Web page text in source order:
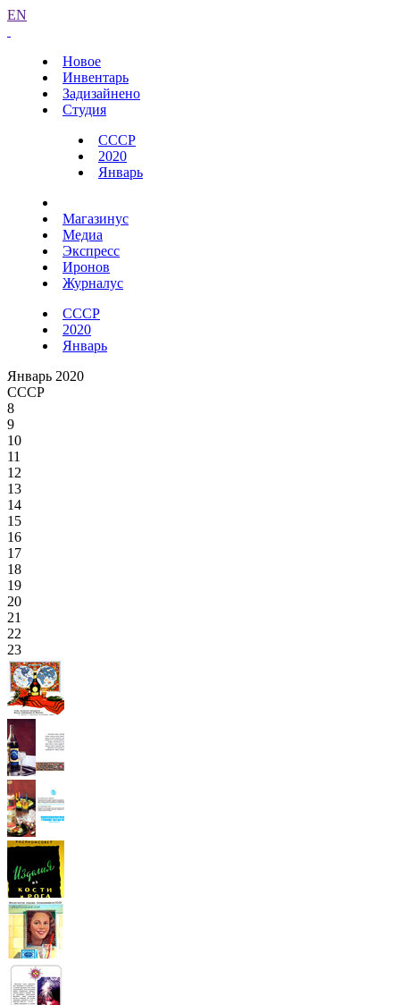
EN
Новое
Инвентарь
Задизайнено
Студия
СССР
2020
Январь
Магазинус
Медиа
Экспресс
Иронов
Журналус
СССР
2020
Январь
Январь 2020
СССР
8
9
10
11
12
13
14
15
16
17
18
19
20
21
22
23